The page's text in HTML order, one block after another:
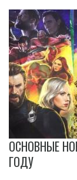
ОСНОВНЫЕ
ГОДУ